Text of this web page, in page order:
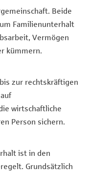
Beide
Familienunterhalt
Vermögen
kümmern.
zur rechtskräftigen
wirtschaftliche
Person sichern.
ist in den
Grundsätzlich